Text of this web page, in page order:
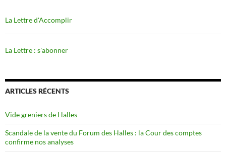
La Lettre d'Accomplir
La Lettre : s'abonner
ARTICLES RÉCENTS
Vide greniers de Halles
Scandale de la vente du Forum des Halles : la Cour des comptes
confirme nos analyses